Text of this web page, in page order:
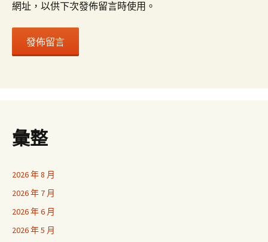
網址，以供下次發佈留言時使用。
彙整
2026 年 8 月
2026 年 7 月
2026 年 6 月
2026 年 5 月